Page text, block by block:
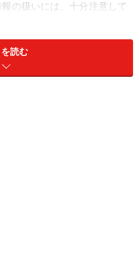
の扱いには、十分注意して
ることなく勝手に引用した
てそのまま使ったりしては
ページで収集した資料・
読む